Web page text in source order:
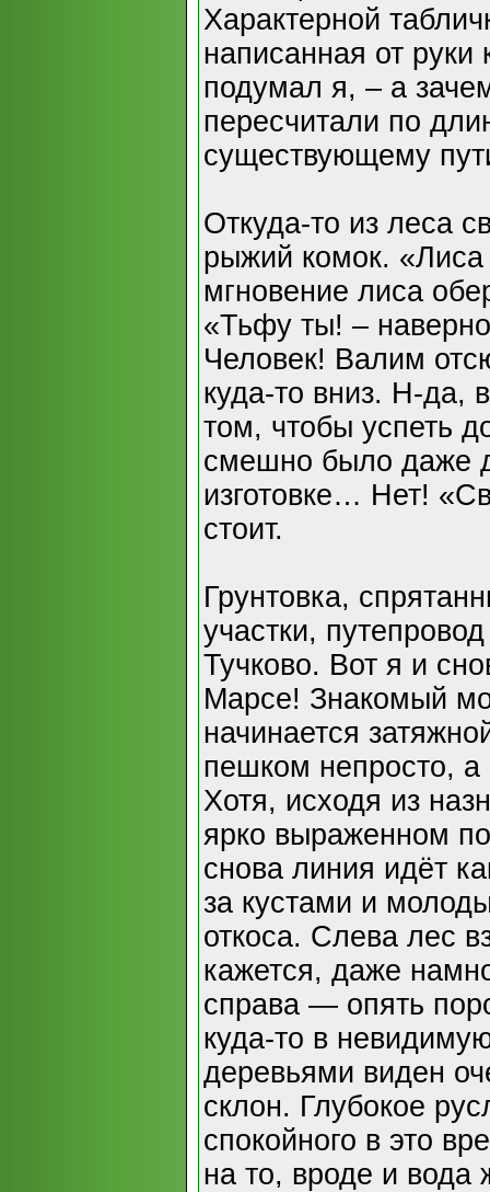
Характерной
написанная от
подумал я, – а
пересчитали по
существующему
Откуда-то из леса
рыжий комок.
мгновение лиса
«Тьфу ты! –
Человек! Валим
куда-то вниз. Н-да,
том, чтобы успеть
смешно было даже
изготовке… Нет!
стоит.
Грунтовка,
участки,
Тучково. Вот я и
Марсе! Знакомый
начинается
пешком непросто, а
Хотя, исходя из
ярко выраженном
снова линия идёт
за кустами и
откоса. Слева лес
кажется, даже
справа — опять
куда-то в
деревьями виден
склон. Глубокое
спокойного в это
на то, вроде и вода